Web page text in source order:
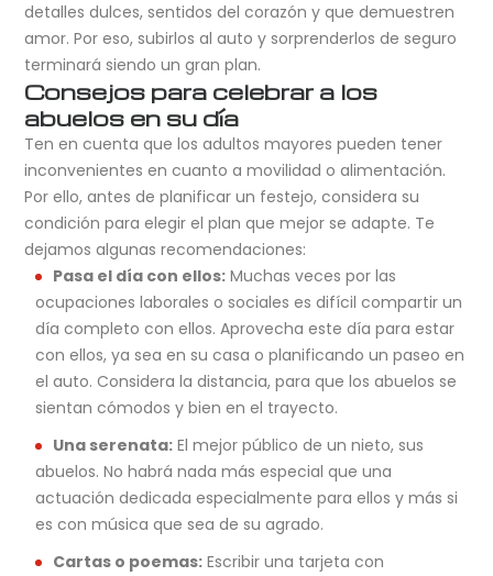
detalles dulces, sentidos del corazón y que demuestren
amor. Por eso, subirlos al auto y sorprenderlos de seguro
terminará siendo un gran plan.
Consejos para celebrar a los
abuelos en su día
Ten en cuenta que los adultos mayores pueden tener
inconvenientes en cuanto a movilidad o alimentación.
Por ello, antes de planificar un festejo, considera su
condición para elegir el plan que mejor se adapte. Te
dejamos algunas recomendaciones:
Pasa el día con ellos: Muchas veces por las
ocupaciones laborales o sociales es difícil compartir un
día completo con ellos. Aprovecha este día para estar
con ellos, ya sea en su casa o planificando un paseo en
el auto. Considera la distancia, para que los abuelos se
sientan cómodos y bien en el trayecto.
Una serenata: El mejor público de un nieto, sus
abuelos. No habrá nada más especial que una
actuación dedicada especialmente para ellos y más si
es con música que sea de su agrado.
Cartas o poemas: Escribir una tarjeta con